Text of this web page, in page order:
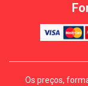
Os preços,